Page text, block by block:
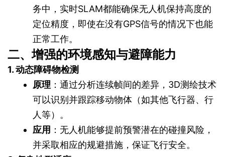
务中，实时SLAM都能确保无人机保持高度的
定位精度，即使在没有GPS信号的情况下也能
正常工作。
二、增强的环境感知与避障能力
1. 动态障碍物检测
原理 ：通过分析连续帧间的差异，3D测绘技术
可以识别并跟踪移动物体（如其他飞行器、行
人等）。
应用 ：无人机能够提前预警潜在的碰撞风险，
并采取相应的规避措施，保证飞行安全。